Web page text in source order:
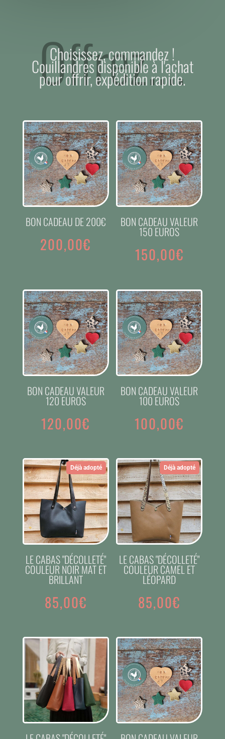
Offrez....
Choisissez, commandez !
Couillandres disponible à l'achat
pour offrir, expédition rapide.
BON CADEAU DE 200€
200,00€
BON CADEAU VALEUR
150 EUROS
150,00€
BON CADEAU VALEUR
120 EUROS
120,00€
BON CADEAU VALEUR
100 EUROS
100,00€
Déjà adopté
LE CABAS "DÉCOLLETÉ"
COULEUR NOIR MAT ET
BRILLANT
85,00€
Déjà adopté
LE CABAS "DÉCOLLETÉ"
COULEUR CAMEL ET
LÉOPARD
85,00€